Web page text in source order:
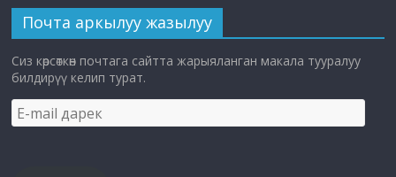
Почта аркылуу жазылуу
Сиз көрсөткөн почтага сайтта жарыяланган макала тууралуу
билдирүү келип турат.
E-
mail